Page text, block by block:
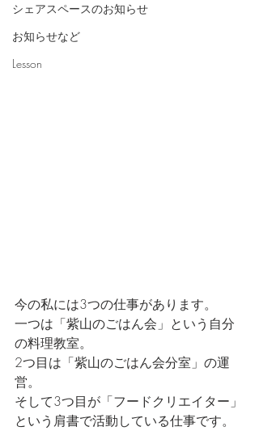
シェアスペースのお知らせ
お知らせなど
Lesson
今の私には3つの仕事があります。
一つは「紫山のごはん会」という自分
の料理教室。
2つ目は「紫山のごはん会分室」の運
営。
そして3つ目が「フードクリエイター」
という肩書で活動している仕事です。